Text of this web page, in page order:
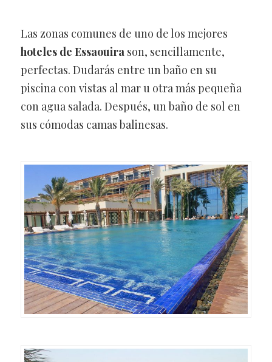
Las zonas comunes de uno de los mejores
hoteles de Essaouirason, sencillamente,
perfectas. Dudarás entre un baño en su
piscina con vistas al mar u otra más pequeña
con agua salada. Después, un baño de sol en
sus cómodas camas balinesas.